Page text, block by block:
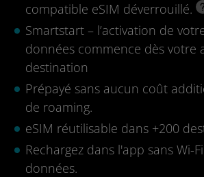
compatible eSIM déverrouillé.
Smartstart – l’activation de
données commence dès votre
destination
Prépayé sans aucun coût
de roaming.
eSIM réutilisable dans +200
Rechargez dans l'app sans Wi-
données.